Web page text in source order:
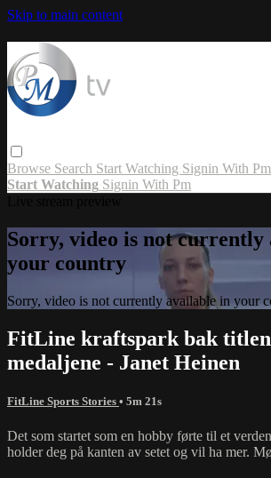
Skip to main content
Browse Search Start Watching Signin With Pm
Start Watching Signin With Pm
Sorry, video is not currently
your country
Sorry, video is not currently available in your
FitLine kraftspark bak
medaljene - Janet Heinen
FitLine Sports Stories • 5m 21s
Det som startet som en hobby førte til et
holder deg på kanten av setet og vil ha mer.